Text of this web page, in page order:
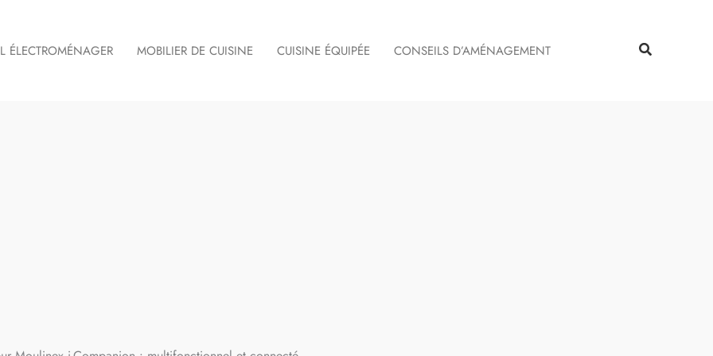
ÉLECTROMÉNAGER MOBILIER DE CUISINE CUISINE ÉQUIPÉE CONSEILS D’AMÉNAGEMENT Rechercher